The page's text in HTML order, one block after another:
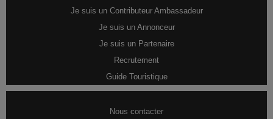
Je suis un Contributeur Ambassadeur
Je suis un Annonceur
Je suis un Partenaire
Recrutement
Guide Touristique
Nous contacter